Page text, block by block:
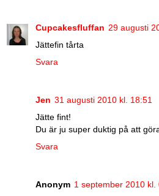
Cupcakesfluffan 29 augusti
Jättefin tårta
Svara
Jen 31 augusti 2010 kl. 18:51
Jätte fint!
Du är ju super duktig på att
Svara
Anonym 1 september 2010 kl.